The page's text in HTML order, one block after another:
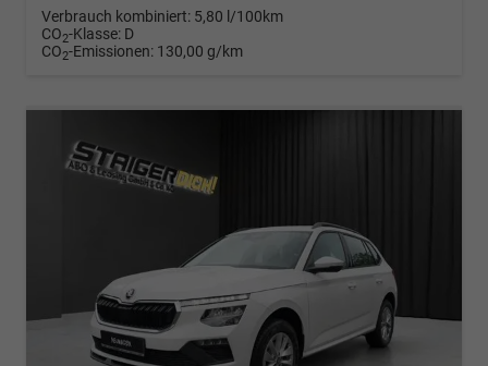
Verbrauch kombiniert: 5,80 l/100km
CO2-Klasse: D
CO2-Emissionen: 130,00 g/km